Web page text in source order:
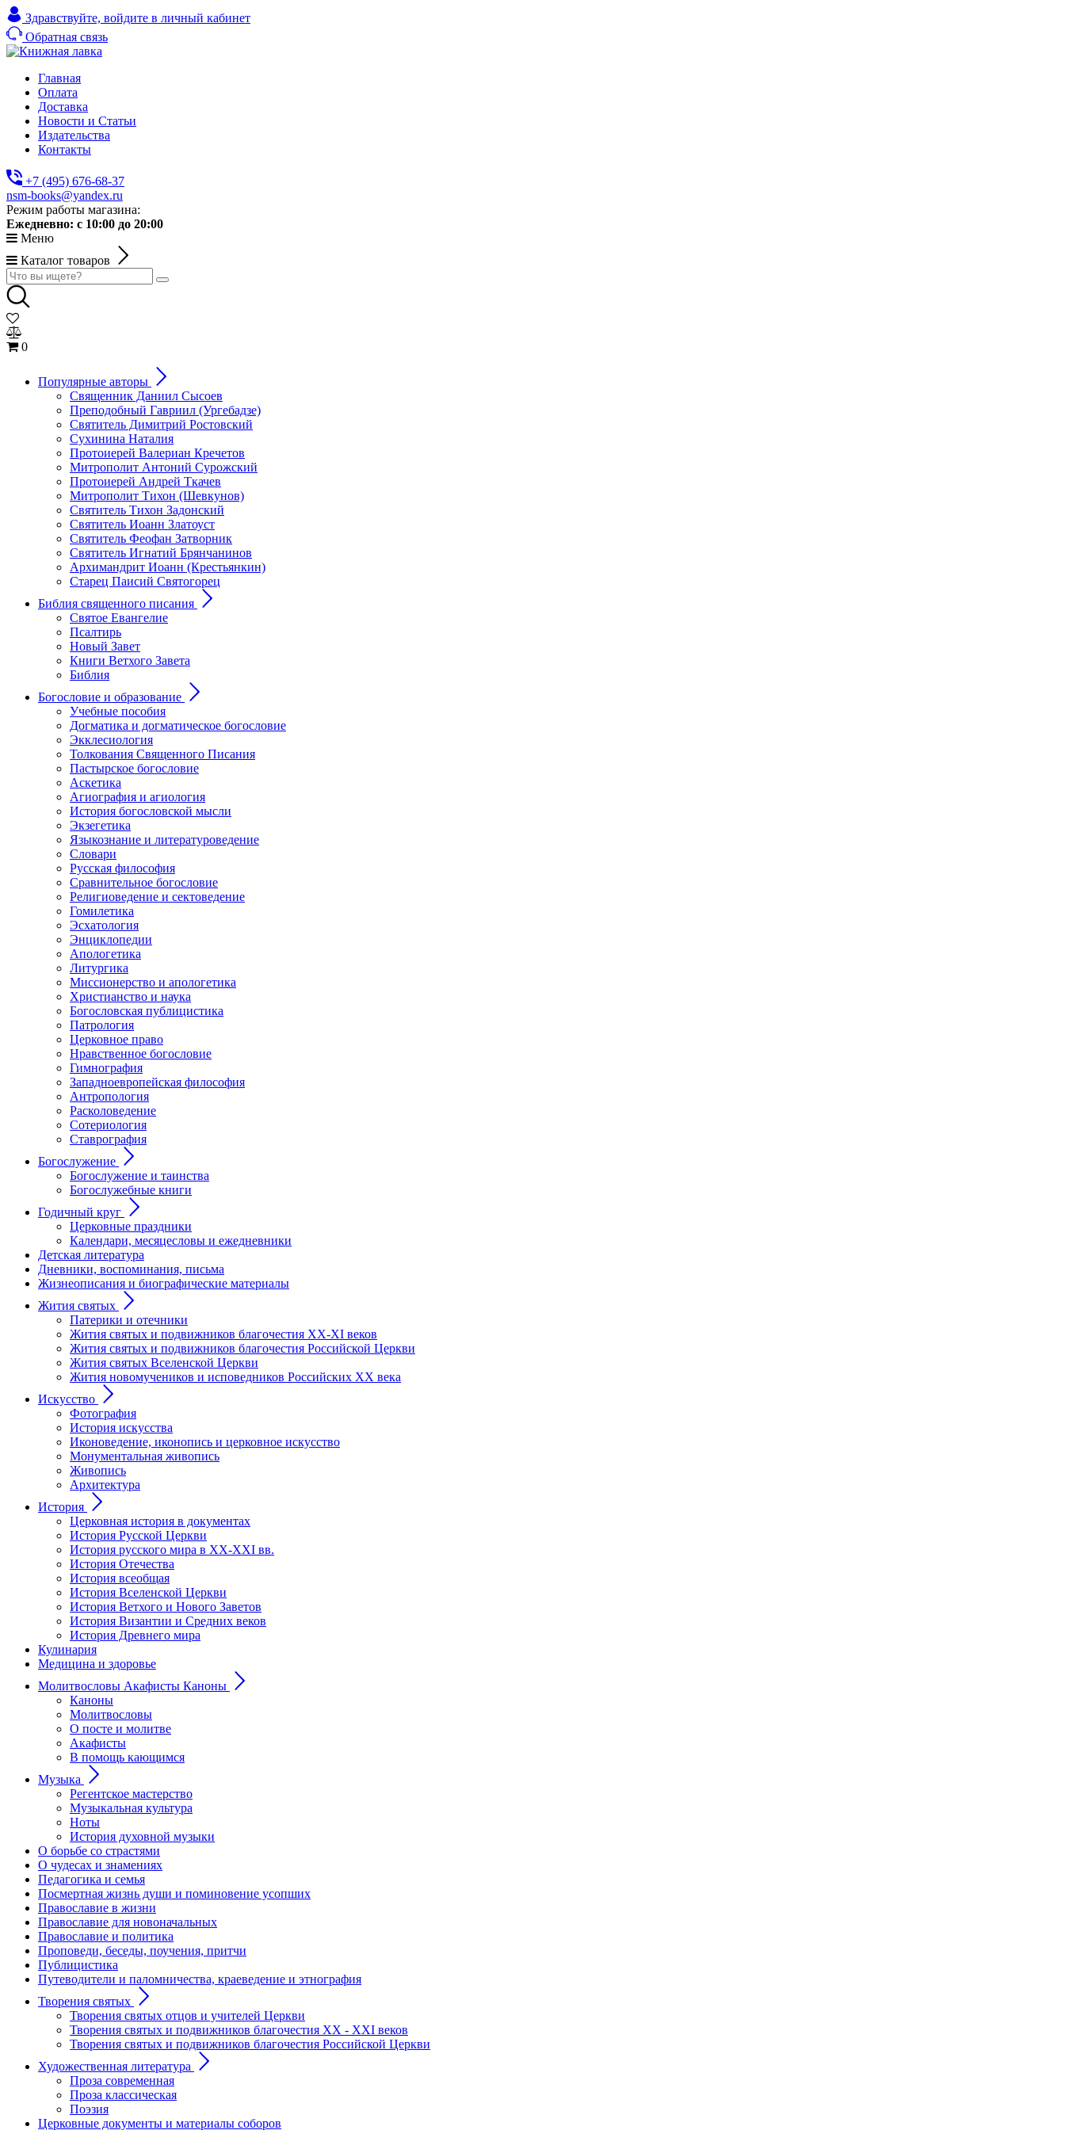
Здравствуйте, войдите в личный кабинет
Обратная связь
Главная
Оплата
Доставка
Новости и Статьи
Издательства
Контакты
+7 (495) 676-68-37
nsm-books@yandex.ru
Режим работы магазина:
Ежедневно: с 10:00 до 20:00
Меню
Каталог товаров
0
Популярные авторы
Священник Даниил Сысоев
Преподобный Гавриил (Ургебадзе)
Святитель Димитрий Ростовский
Сухинина Наталия
Протоиерей Валериан Кречетов
Митрополит Антоний Сурожский
Протоиерей Андрей Ткачев
Митрополит Тихон (Шевкунов)
Святитель Тихон Задонский
Святитель Иоанн Златоуст
Cвятитель Феофан Затворник
Святитель Игнатий Брянчанинов
Архимандрит Иоанн (Крестьянкин)
Старец Паисий Святогорец
Библия священного писания
Святое Евангелие
Псалтирь
Новый Завет
Книги Ветхого Завета
Библия
Богословие и образование
Учебные пособия
Догматика и догматическое богословие
Экклесиология
Толкования Священного Писания
Пастырское богословие
Аскетика
Агиография и агиология
История богословской мысли
Экзегетика
Языкознание и литературоведение
Словари
Русская философия
Сравнительное богословие
Религиоведение и сектоведение
Гомилетика
Эсхатология
Энциклопедии
Апологетика
Литургика
Миссионерство и апологетика
Христианство и наука
Богословская публицистика
Патрология
Церковное право
Нравственное богословие
Гимнография
Западноевропейская философия
Антропология
Расколоведение
Сотериология
Ставрография
Богослужение
Богослужение и таинства
Богослужебные книги
Годичный круг
Церковные праздники
Календари, месяцесловы и ежедневники
Детская литература
Дневники, воспоминания, письма
Жизнеописания и биографические материалы
Жития святых
Патерики и отечники
Жития святых и подвижников благочестия ХХ-XI веков
Жития святых и подвижников благочестия Российской Церкви
Жития святых Вселенской Церкви
Жития новомучеников и исповедников Российских ХХ века
Искусство
Фотография
История искусства
Иконоведение, иконопись и церковное искусство
Монументальная живопись
Живопись
Архитектура
История
Церковная история в документах
История Русской Церкви
История русского мира в ХХ-ХХI вв.
История Отечества
История всеобщая
История Вселенской Церкви
История Ветхого и Нового Заветов
История Византии и Средних веков
История Древнего мира
Кулинария
Медицина и здоровье
Молитвословы Акафисты Каноны
Каноны
Молитвословы
О посте и молитве
Акафисты
В помощь кающимся
Музыка
Регентское мастерство
Музыкальная культура
Ноты
История духовной музыки
О борьбе со страстями
О чудесах и знамениях
Педагогика и семья
Посмертная жизнь души и поминовение усопших
Православие в жизни
Православие для новоначальных
Православие и политика
Проповеди, беседы, поучения, притчи
Публицистика
Путеводители и паломничества, краеведение и этнография
Творения святых
Творения святых отцов и учителей Церкви
Творения святых и подвижников благочестия ХХ - ХХI веков
Творения святых и подвижников благочестия Российской Церкви
Художественная литература
Проза современная
Проза классическая
Поэзия
Церковные документы и материалы соборов